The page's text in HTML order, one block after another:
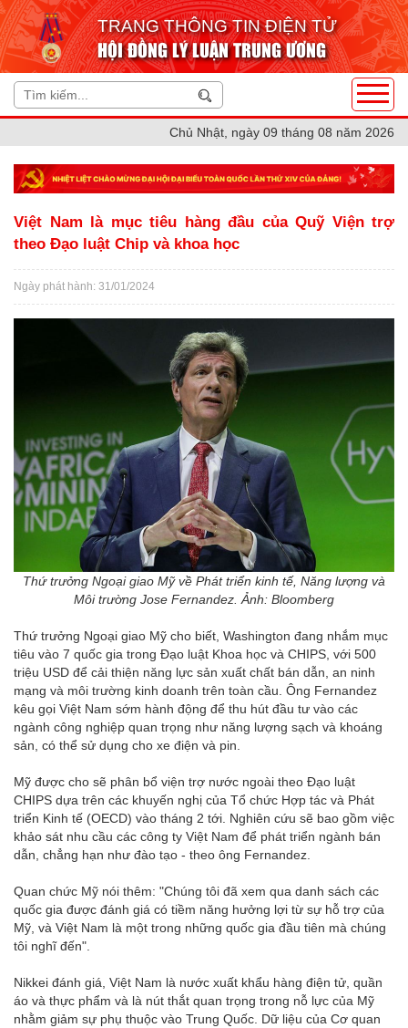
TRANG THÔNG TIN ĐIỆN TỬ
HỘI ĐỒNG LÝ LUẬN TRUNG ƯƠNG
Chủ Nhật, ngày 09 tháng 08 năm 2026
Việt Nam là mục tiêu hàng đầu của Quỹ Viện trợ
theo Đạo luật Chip và khoa học
Ngày phát hành: 31/01/2024
Thứ trưởng Ngoại giao Mỹ về Phát triển kinh tế, Năng lượng và
Môi trường Jose Fernandez. Ảnh: Bloomberg
Thứ trưởng Ngoại giao Mỹ cho biết, Washington đang nhắm mục
tiêu vào 7 quốc gia trong Đạo luật Khoa học và CHIPS, với 500
triệu USD để cải thiện năng lực sản xuất chất bán dẫn, an ninh
mạng và môi trường kinh doanh trên toàn cầu. Ông Fernandez
kêu gọi Việt Nam sớm hành động để thu hút đầu tư vào các
ngành công nghiệp quan trọng như năng lượng sạch và khoáng
sản, có thể sử dụng cho xe điện và pin.
Mỹ được cho sẽ phân bổ viện trợ nước ngoài theo Đạo luật
CHIPS dựa trên các khuyến nghị của Tổ chức Hợp tác và Phát
triển Kinh tế (OECD) vào tháng 2 tới. Nghiên cứu sẽ bao gồm việc
khảo sát nhu cầu các công ty Việt Nam để phát triển ngành bán
dẫn, chẳng hạn như đào tạo - theo ông Fernandez.
Quan chức Mỹ nói thêm: "Chúng tôi đã xem qua danh sách các
quốc gia được đánh giá có tiềm năng hưởng lợi từ sự hỗ trợ của
Mỹ, và Việt Nam là một trong những quốc gia đầu tiên mà chúng
tôi nghĩ đến".
Nikkei đánh giá, Việt Nam là nước xuất khẩu hàng điện tử, quần
áo và thực phẩm và là nút thắt quan trọng trong nỗ lực của Mỹ
nhằm giảm sự phụ thuộc vào Trung Quốc. Dữ liệu của Cơ quan